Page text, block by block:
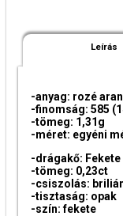
Leírás
-anyag: rozé
-finomság: 585
-tömeg: 1,31g
-méret: egyéni
-drágakő:
-tömeg: 0,23ct
-csiszolás:
-tisztaság: opak
-szín: fekete